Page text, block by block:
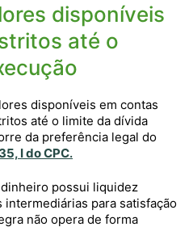
disponíveis
até o
disponíveis em contas
até o limite da dívida
da preferência legal do
I do CPC.
possui liquidez
intermediárias para satisfação
não opera de forma